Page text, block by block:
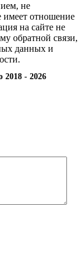
не
имеет отношение
на сайте не
обратной связи,
данных и
2018 - 2026